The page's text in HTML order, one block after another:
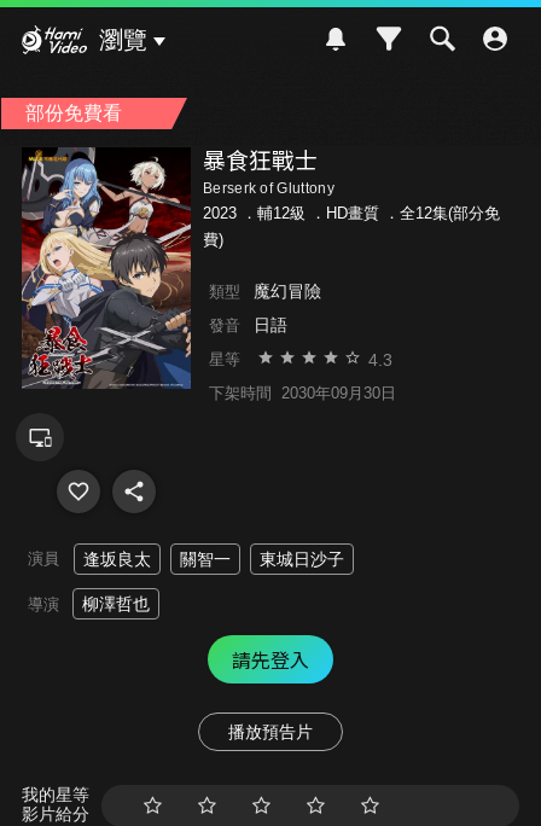
瀏覽
部份免費看
暴食狂戰士
Berserk of Gluttony
2023 ． 輔12級
．HD畫質 ．全12集(部分免
費)
類型 魔幻冒險
發音 日語
星等 4.3
下架時間 2030年09月30日
演員 逢坂良太 關智一 東城日沙子
導演 柳澤哲也
請先登入
播放預告片
我的星等
影片給分